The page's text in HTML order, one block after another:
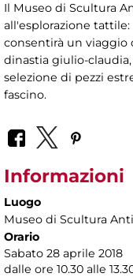
Il Museo di Scultura
all'esplorazione
consentirà un viaggio
dinastia giulio-
selezione di pezzi
fascino.
Informazioni
Luogo
Museo di Scultura
Orario
Sabato 28 aprile 2018
dalle ore 10.30 alle